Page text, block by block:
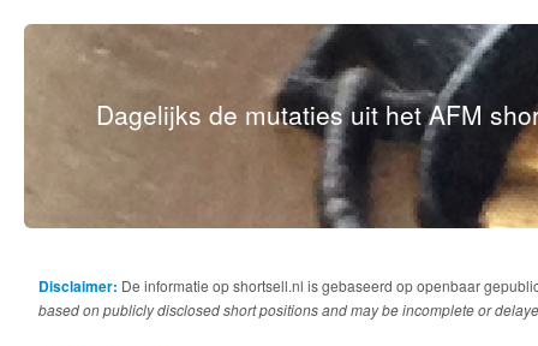
Dagelijks de mutaties uit het AFM
Disclaimer: De informatie op shortsell.nl is gebaseerd op openbaar
based on publicly disclosed short positions and may be incomplete or